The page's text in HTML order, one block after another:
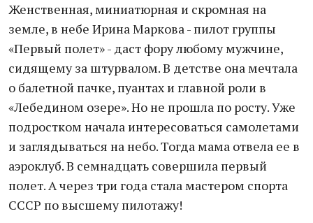
Женственная, миниатюрная и скромная на
земле, в небе Ирина Маркова - пилот группы
«Первый полет» - даст фору любому мужчине,
сидящему за штурвалом. В детстве она мечтала
о балетной пачке, пуантах и главной роли в
«Лебедином озере». Но не прошла по росту. Уже
подростком начала интересоваться самолетами
и заглядываться на небо. Тогда мама отвела ее в
аэроклуб. В семнадцать совершила первый
полет. А через три года стала мастером спорта
СССР по высшему пилотажу!